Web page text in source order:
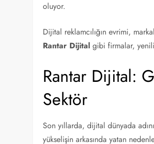
oluyor.
Dijital reklamcılığın evrimi,
Rantar Dijital gibi firmalar,
Rantar Dijital:
Sektör
Son yıllarda, dijital dünyada
yükselişin arkasında yatan